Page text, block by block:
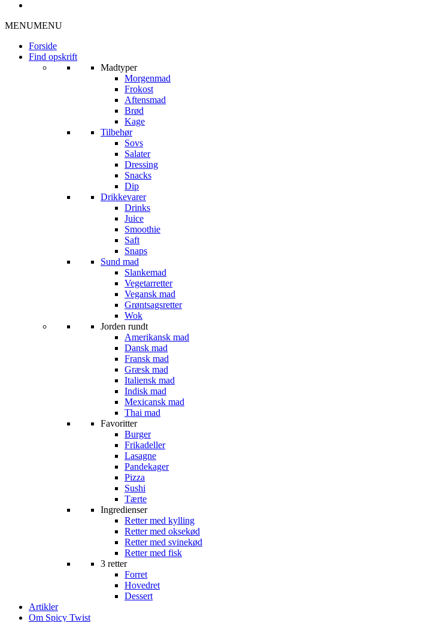
MENUMENU
Forside
Find opskrift
Madtyper
Morgenmad
Frokost
Aftensmad
Brød
Kage
Tilbehør
Sovs
Salater
Dressing
Snacks
Dip
Drikkevarer
Drinks
Juice
Smoothie
Saft
Snaps
Sund mad
Slankemad
Vegetarretter
Vegansk mad
Grøntsagsretter
Wok
Jorden rundt
Amerikansk mad
Dansk mad
Fransk mad
Græsk mad
Italiensk mad
Indisk mad
Mexicansk mad
Thai mad
Favoritter
Burger
Frikadeller
Lasagne
Pandekager
Pizza
Sushi
Tærte
Ingredienser
Retter med kylling
Retter med oksekød
Retter med svinekød
Retter med fisk
3 retter
Forret
Hovedret
Dessert
Artikler
Om Spicy Twist